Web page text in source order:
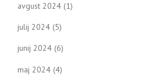
avgust 2024 (1)
julij 2024 (5)
junij 2024 (6)
maj 2024 (4)